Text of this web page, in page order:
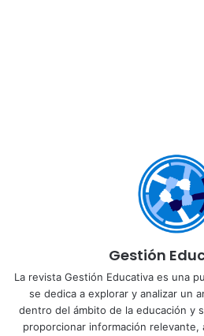
Gestión
La revista Gestión Educativa es una
se dedica a explorar y analizar un
dentro del ámbito de la educación y
proporcionar información relevante,